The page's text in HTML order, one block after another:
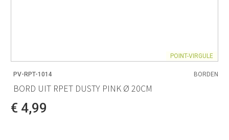
POINT-VIRGULE
PV-RPT-1014 BORDEN
BORD UIT RPET DUSTY PINK Ø 20CM
€ 4,99